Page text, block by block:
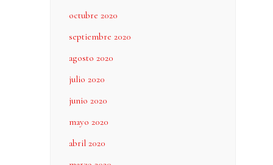
octubre 2020
septiembre 2020
agosto 2020
julio 2020
junio 2020
mayo 2020
abril 2020